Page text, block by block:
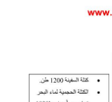
الانجليزية